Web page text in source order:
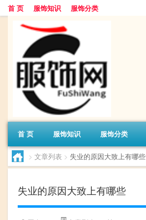
首 页 服饰知识 服饰分类
首 页 服饰知识 服饰分类
> 文章列表 > 失业的原因大致上有哪些
失业的原因大致上有哪些